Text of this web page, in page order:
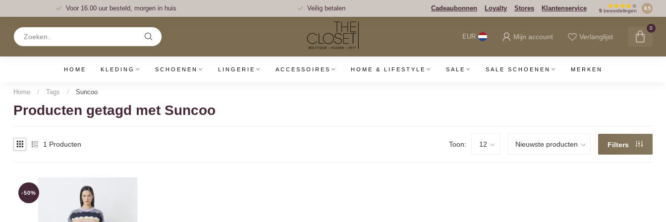
Voor 16.00 uur besteld, morgen in huis Veilig betalen Cadeaubonnen Loyalty Stores Klantenservice 5 beoordelingen 8.5
EUR Mijn account Verlanglijst
0
HOME KLEDING SCHOENEN LINGERIE ACCESSOIRES HOME & LIFESTYLE SALE SALE SCHOENEN MERKEN
Home / Tags / Suncoo
Producten getagd met Suncoo
1 Producten Toon: Filters
-50%